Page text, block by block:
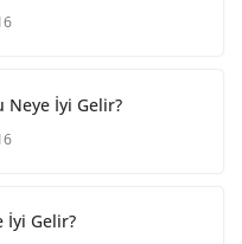
Neye İyi Gelir?
İyi Gelir?